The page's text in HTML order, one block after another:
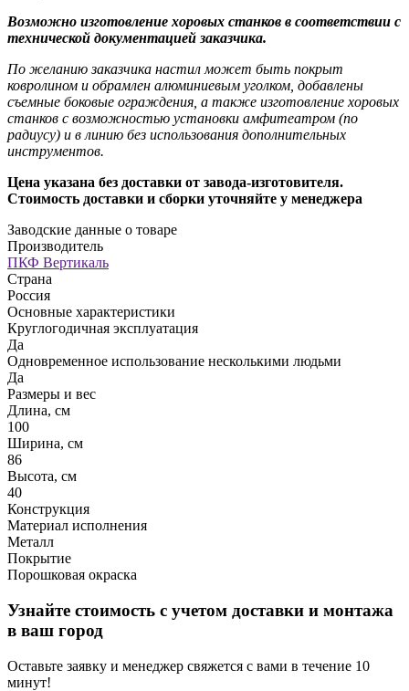
Возможно изготовление хоровых станков в соответствии с
технической документацией заказчика.
По желанию заказчика настил может быть покрыт
ковролином и обрамлен алюминиевым уголком, добавлены
съемные боковые ограждения, а также изготовление хоровых
станков с возможностью установки амфитеатром (по
радиусу) и в линию без использования дополнительных
инструментов.
Цена указана без доставки от завода-изготовителя.
Стоимость доставки и сборки уточняйте у менеджера
Заводские данные о товаре
Производитель
ПКФ Вертикаль
Страна
Россия
Основные характеристики
Круглогодичная эксплуатация
Да
Одновременное использование несколькими людьми
Да
Размеры и вес
Длина, см
100
Ширина, см
86
Высота, см
40
Конструкция
Материал исполнения
Металл
Покрытие
Порошковая окраска
Узнайте стоимость с учетом доставки и монтажа
в ваш город
Оставьте заявку и менеджер свяжется с вами в течение 10
минут!